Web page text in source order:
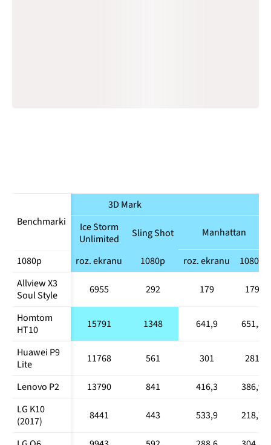
Benchmarki
3D Mark
Ice Storm
Unlimited
Sling Shot Manhattan
1080p roz. ekranu 1080p roz. ekranu
1080p
Allview X3
Soul Style
6955 292 179 179
Homtom
HT10
15791 1348 641,9 651,2
Huawei P9
Lite
11768 561 301 281
Lenovo P2 13790 841 416,3
386,9
LG K10
(2017)
8441 443 533,9 218,7
LG Q6 9943 592 288,6
304,5